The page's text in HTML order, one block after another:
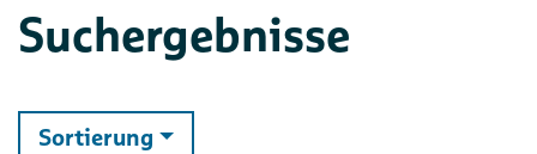
Suchergebnisse
Sortierung ändern